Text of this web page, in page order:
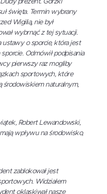
prezent. Gorzki
święta. Termin wybrany
Wigilią, nie był
wybrnąć z tej sytuacji.
ustawy o sporcie, która jest
Odmówił podpisania
pierwszy raz mogliby
sportowych, które
środowiskiem naturalnym,
Robert Lewandowski,
wpływu na środowisko,
zablokował jest
Widziałem
oklaskiwał nasze